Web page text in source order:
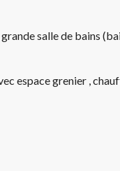
salle de bains
espace grenier ,